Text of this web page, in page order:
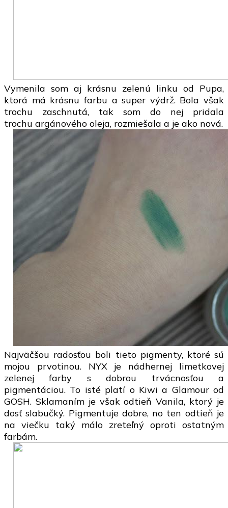
Vymenila som aj krásnu zelenú linku od Pupa,
ktorá má krásnu farbu a super výdrž. Bola však
trochu zaschnutá, tak som do nej pridala
trochu argánového oleja, rozmiešala a je ako nová.
Najväčšou radosťou boli tieto pigmenty, ktoré sú
mojou prvotinou. NYX je nádhernej limetkovej
zelenej farby s dobrou trvácnosťou a
pigmentáciou. To isté platí o Kiwi a Glamour od
GOSH. Sklamaním je však odtieň Vanila, ktorý je
dosť slabučký. Pigmentuje dobre, no ten odtieň je
na viečku taký málo zreteľný oproti ostatným
farbám.